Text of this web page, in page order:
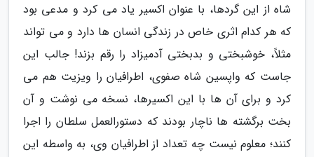
شاه از این گردها، با عنوان اکسیر یاد می کرد و مدعی بود
که هر کدام اثری خاص در زندگی انسان ها دارد و می تواند
مثلاً، خوشبختی و بدبختی آدمیزاد را رقم بزند! جالب این
جاست که واپسین شاه صفوی، اطرافیان را ویزیت هم می
کرد و برای آن ها با این اکسیرها، نسخه می نوشت و آن
بخت برگشته ها ناچار بودند که دستورالعمل سلطان را اجرا
کنند؛ معلوم نیست چه تعداد از اطرافیان وی، به واسطه این